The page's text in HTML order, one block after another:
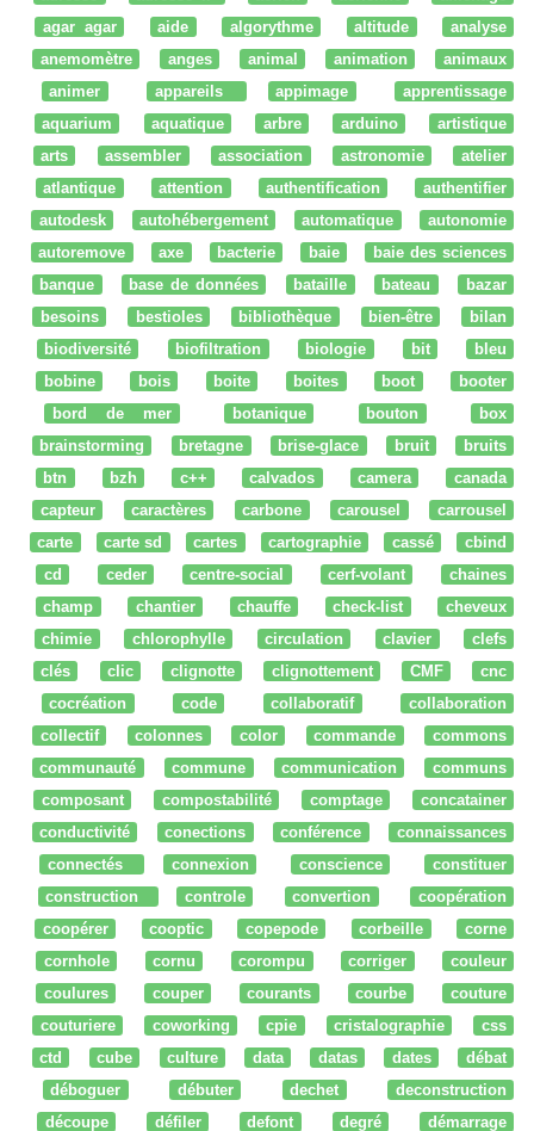
agar agar
aide algorythme altitude
analyse
anemomètre
anges animal animation
animaux
animer
appareils appimage
apprentissage
aquarium
aquatique arbre arduino
artistique
arts
assembler association astronomie
atelier
atlantique
attention authentification
authentifier
autodesk
autohébergement automatique
autonomie
autoremove
axe bacterie baie
baie des sciences
banque
base de données bataille bateau
bazar
besoins
bestioles bibliothèque bien-être
bilan
biodiversité
biofiltration biologie bit
bleu
bobine
bois boite boites boot
booter
bord de mer
botanique bouton
box
brainstorming
bretagne brise-glace bruit
bruits
btn
bzh c++ calvados camera
canada
capteur
caractères carbone carousel
carrousel
carte
carte sd cartes cartographie cassé
cbind
cd
ceder centre-social cerf-volant
chaines
champ
chantier chauffe check-list
cheveux
chimie
chlorophylle circulation clavier
clefs
clés
clic clignotte clignottement CMF
cnc
cocréation
code collaboratif
collaboration
collectif
colonnes color commande
commons
communauté
commune communication
communs
composant
compostabilité comptage
concatainer
conductivité
conections conférence
connaissances
connectés
connexion conscience
constituer
construction
controle convertion
coopération
coopérer
cooptic copepode corbeille
corne
cornhole
cornu corompu corriger
couleur
coulures
couper courants courbe
couture
couturiere
coworking cpie cristalographie
css
ctd
cube culture data datas dates
débat
déboguer
débuter dechet
deconstruction
découpe
défiler defont degré
démarrage